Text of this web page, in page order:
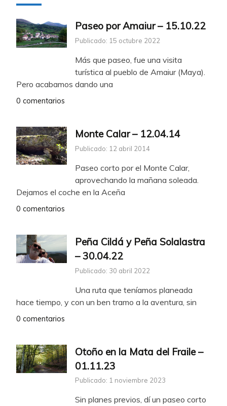
Paseo por Amaiur – 15.10.22
Publicado: 15 octubre 2022
Más que paseo, fue una visita
turística al pueblo de Amaiur (Maya).
Pero acabamos dando una
0 comentarios
Monte Calar – 12.04.14
Publicado: 12 abril 2014
Paseo corto por el Monte Calar,
aprovechando la mañana soleada.
Dejamos el coche en la Aceña
0 comentarios
Peña Cildá y Peña Solalastra
– 30.04.22
Publicado: 30 abril 2022
Una ruta que teníamos planeada
hace tiempo, y con un ben tramo a la aventura, sin
0 comentarios
Otoño en la Mata del Fraile –
01.11.23
Publicado: 1 noviembre 2023
Sin planes previos, dí un paseo corto